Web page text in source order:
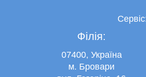
Філія:
07400, Україна
м. Бровари